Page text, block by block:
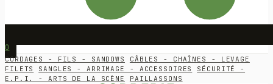
0
CORDAGES - FILS - SANDOWS
CÂBLES - CHAÎNES - LEVAGE
FILETS
SANGLES - ARRIMAGE - ACCESSOIRES
SÉCURITÉ -
E.P.I. - ARTS DE LA SCÈNE
PAILLASSONS